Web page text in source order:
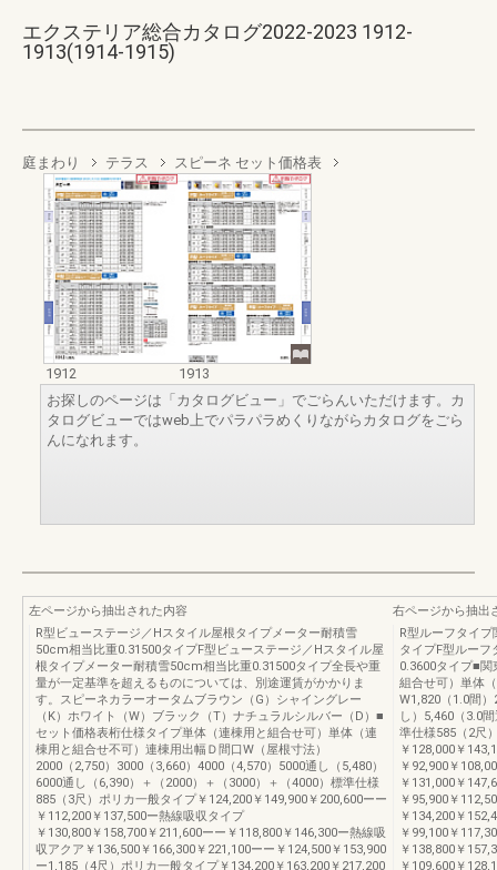
エクステリア総合カタログ2022-2023 1912-
1913(1914-1915)
庭まわり テラス スピーネ セット価格表
1912
1913
お探しのページは「カタログビュー」でごらんいただけます。カ
タログビューではweb上でパラパラめくりながらカタログをごら
んになれます。
左ページから抽出された内容
R型ビューステージ／Hスタイル屋根タイプメーター耐積雪
50cm相当比重0.31500タイプF型ビューステージ／Hスタイル屋
根タイプメーター耐積雪50cm相当比重0.31500タイプ全長や重
量が一定基準を超えるものについては、別途運賃がかかりま
す。スピーネカラーオータムブラウン（G）シャイングレー
（K）ホワイト（W）ブラック（T）ナチュラルシルバー（D）■
セット価格表桁仕様タイプ単体（連棟用と組合せ可）単体（連
棟用と組合せ不可）連棟用出幅Ｄ間口W（屋根寸法）
2000（2,750）3000（3,660）4000（4,570）5000通し（5,480）
6000通し（6,390）＋（2000）＋（3000）＋（4000）標準仕様
885（3尺）ポリカ一般タイプ￥124,200￥149,900￥200,600ーー
￥112,200￥137,500ー熱線吸収タイプ
￥130,800￥158,700￥211,600ーー￥118,800￥146,300ー熱線吸
収アクア￥136,500￥166,300￥221,100ーー￥124,500￥153,900
ー1,185（4尺）ポリカ一般タイプ￥134,200￥163,200￥217,200
右ページから抽出
R型ルーフタイ
タイプF型ルー
0.3600タイプ■
組合せ可）単体
W1,820（1.0間
し）5,460（3.0
準仕様585（2尺
￥128,000￥
￥92,900￥
￥131,000￥
￥95,900￥
￥134,200￥
￥99,100￥
￥138,800￥
￥109,600￥